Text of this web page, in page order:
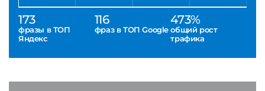
173
фразы в ТОП
Яндекс
116
фраз в ТОП Google
473%
общий рост
трафика